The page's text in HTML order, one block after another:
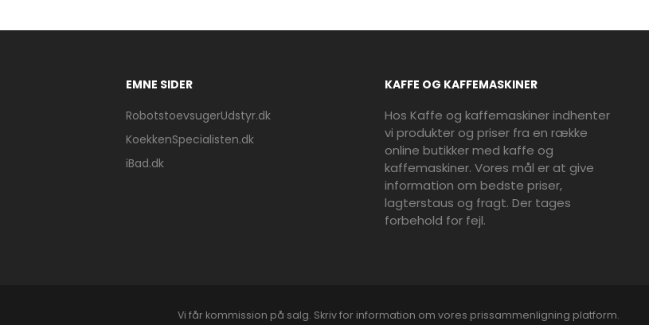
EMNE SIDER
RobotstoevsugerUdstyr.dk
KoekkenSpecialisten.dk
iBad.dk
KAFFE OG KAFFEMASKINER
Hos Kaffe og kaffemaskiner indhenter
vi produkter og priser fra en række
online butikker med kaffe og
kaffemaskiner. Vores mål er at give
information om bedste priser,
lagterstaus og fragt. Der tages
forbehold for fejl.
Vi får kommission på salg. Skriv for information om vores prissammenligning platform.